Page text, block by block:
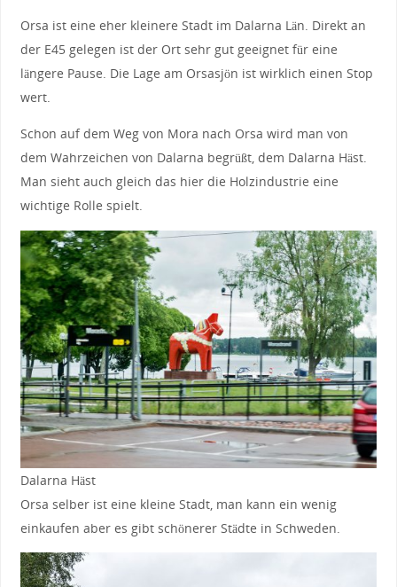
Orsa ist eine eher kleinere Stadt im Dalarna Län. Direkt an
der E45 gelegen ist der Ort sehr gut geeignet für eine
längere Pause. Die Lage am Orsasjön ist wirklich einen Stop
wert.
Schon auf dem Weg von Mora nach Orsa wird man von
dem Wahrzeichen von Dalarna begrüßt, dem Dalarna Häst.
Man sieht auch gleich das hier die Holzindustrie eine
wichtige Rolle spielt.
Dalarna Häst
Orsa selber ist eine kleine Stadt, man kann ein wenig
einkaufen aber es gibt schönerer Städte in Schweden.